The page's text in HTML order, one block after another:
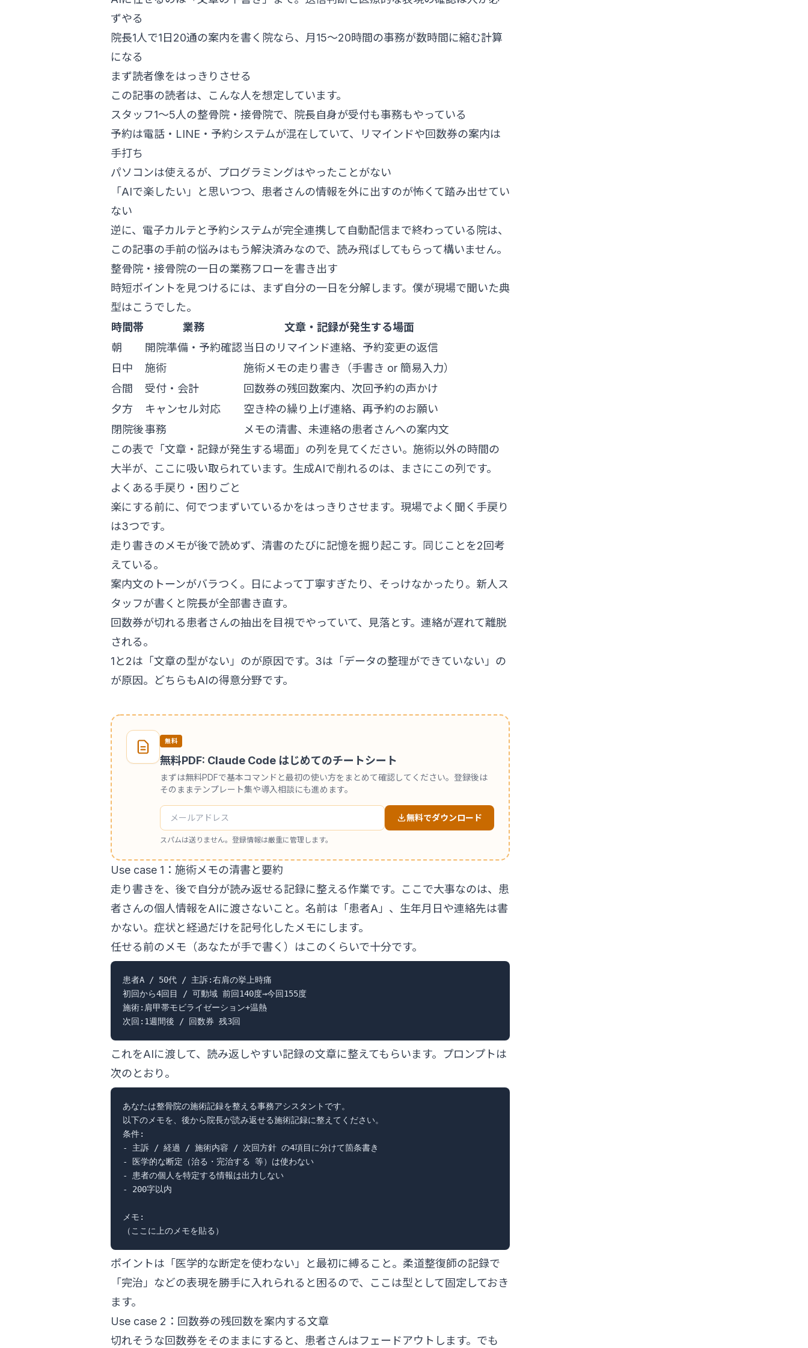
ずやる
院長1人で1日20通の案内を書く院なら、月15〜20時間の事務が数時間に縮む計算
になる
まず読者像をはっきりさせる
この記事の読者は、こんな人を想定しています。
スタッフ1〜5人の整骨院・接骨院で、院長自身が受付も事務もやっている
予約は電話・LINE・予約システムが混在していて、リマインドや回数券の案内は
手打ち
パソコンは使えるが、プログラミングはやったことがない
「AIで楽したい」と思いつつ、患者さんの情報を外に出すのが怖くて踏み出せてい
ない
逆に、電子カルテと予約システムが完全連携して自動配信まで終わっている院は、
この記事の手前の悩みはもう解決済みなので、読み飛ばしてもらって構いません。
整骨院・接骨院の一日の業務フローを書き出す
時短ポイントを見つけるには、まず自分の一日を分解します。僕が現場で聞いた典
型はこうでした。
時間帯
業務
文章・記録が発生する場面
朝
開院準備・予約確認当日のリマインド連絡、予約変更の返信
日中
施術
施術メモの走り書き（手書き or 簡易入力）
合間
受付・会計
回数券の残回数案内、次回予約の声かけ
夕方
キャンセル対応
空き枠の繰り上げ連絡、再予約のお願い
閉院後事務
メモの清書、未連絡の患者さんへの案内文
この表で「文章・記録が発生する場面」の列を見てください。施術以外の時間の
大半が、ここに吸い取られています。生成AIで削れるのは、まさにこの列です。
よくある手戻り・困りごと
楽にする前に、何でつまずいているかをはっきりさせます。現場でよく聞く手戻り
は3つです。
走り書きのメモが後で読めず、清書のたびに記憶を掘り起こす。同じことを2回考
えている。
案内文のトーンがバラつく。日によって丁寧すぎたり、そっけなかったり。新人ス
タッフが書くと院長が全部書き直す。
回数券が切れる患者さんの抽出を目視でやっていて、見落とす。連絡が遅れて離脱
される。
1と2は「文章の型がない」のが原因です。3は「データの整理ができていない」の
が原因。どちらもAIの得意分野です。
無料
無料PDF: Claude Code はじめてのチートシート
まずは無料PDFで基本コマンドと最初の使い方をまとめて確認してください。登録後は
そのままテンプレート集や導入相談にも進めます。
無料でダウンロード
スパムは送りません。登録情報は厳重に管理します。
Use case 1：施術メモの清書と要約
走り書きを、後で自分が読み返せる記録に整える作業です。ここで大事なのは、患
者さんの個人情報をAIに渡さないこと。名前は「患者A」、生年月日や連絡先は書
かない。症状と経過だけを記号化したメモにします。
任せる前のメモ（あなたが手で書く）はこのくらいで十分です。
患者A / 50代 / 主訴:右肩の挙上時痛
初回から4回目 / 可動域 前回140度→今回155度
施術:肩甲帯モビライゼーション+温熱
これをAIに渡して、読み返しやすい記録の文章に整えてもらいます。プロンプトは
次のとおり。
あなたは整骨院の施術記録を整える事務アシスタントです。
以下のメモを、後から院長が読み返せる施術記録に整えてください。
条件:
- 主訴 / 経過 / 施術内容 / 次回方針 の4項目に分けて箇条書き
- 医学的な断定（治る・完治する 等）は使わない
- 患者の個人を特定する情報は出力しない
- 200字以内
メモ:
ポイントは「医学的な断定を使わない」と最初に縛ること。柔道整復師の記録で
「完治」などの表現を勝手に入れられると困るので、ここは型として固定しておき
ます。
Use case 2：回数券の残回数を案内する文章
切れそうな回数券をそのままにすると、患者さんはフェードアウトします。でも